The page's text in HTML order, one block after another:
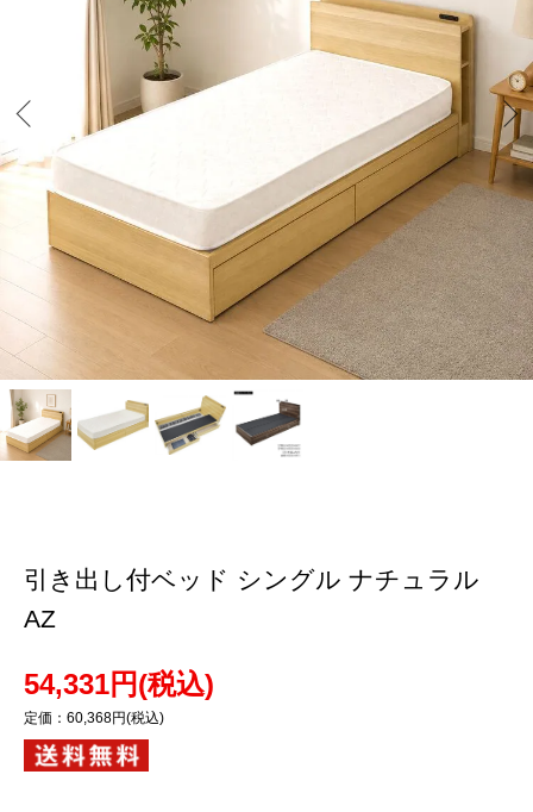
引き出し付ベッド シングル ナチュラル
AZ
54,331円(税込)
定価：60,368円(税込)